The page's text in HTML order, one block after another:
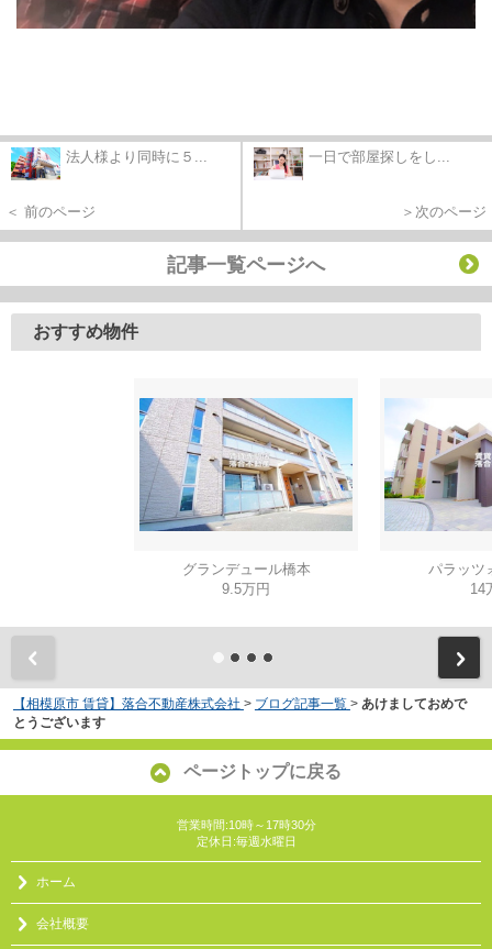
法人様より同時に５...
＜ 前のページ
一日で部屋探しをし...
＞次のページ
記事一覧ページへ
おすすめ物件
グランデュール橋本
9.5万円
パラッ
14
【相模原市 賃貸】落合不動産株式会社 > ブログ記事一覧 > あけましておめで
とうございます
ページトップに戻る
営業時間:10時～17時30分
定休日:毎週水曜日
ホーム
会社概要